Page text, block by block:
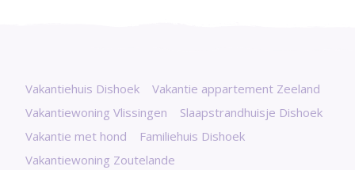
Vakantiehuis Dishoek
Vakantie appartement Zeeland
Vakantiewoning Vlissingen
Slaapstrandhuisje Dishoek
Vakantie met hond
Familiehuis Dishoek
Vakantiewoning Zoutelande